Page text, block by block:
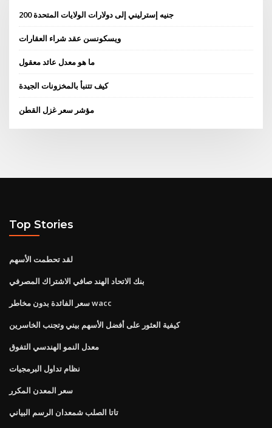
200 جنيه إسترليني إلى دولارات الولايات المتحدة
ويسكونسن عقد شراء العقارات
ما هو معدل عائد معقول
كيف تتنبأ بالمخزونات الجيدة
مؤشر سعر غزل القطن
Top Stories
لقد تحطمت الأسهم
بنك الاتحاد الهند صافي الاشتراك المصرفي
سعر الفائدة بدون مخاطر wacc
كيفية العثور على أفضل الأسهم بيني وتجنب الخاسرين
معدل النمو الهندسي التفوق
نظام تداول البرمجيات
سعر المعدن المكرر
تاتا الصلب شمعدان الرسم البياني